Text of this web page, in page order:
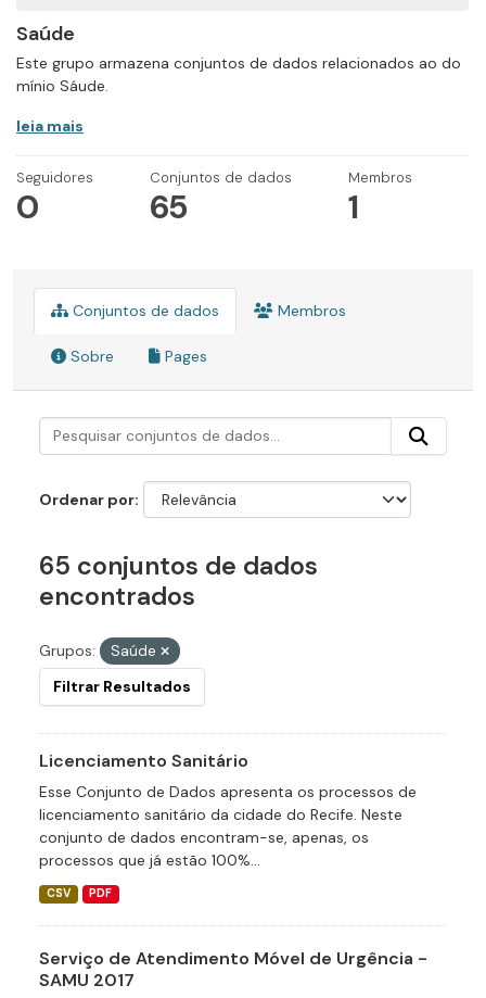
Saúde
Este grupo armazena conjuntos de dados relacionados ao do
mínio Sáude.
leia mais
Seguidores
0
Conjuntos de dados
65
Membros
1
Conjuntos de dados Membros
Sobre Pages
Ordenar por
65 conjuntos de dados
encontrados
Grupos:
Saúde
Filtrar Resultados
Licenciamento Sanitário
Esse Conjunto de Dados apresenta os processos de
licenciamento sanitário da cidade do Recife. Neste
conjunto de dados encontram-se, apenas, os
processos que já estão 100%...
CSV PDF
Serviço de Atendimento Móvel de Urgência -
SAMU 2017